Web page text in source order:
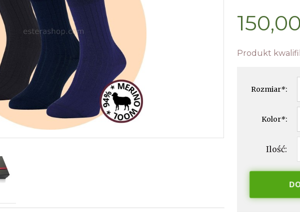
Produkt
Rozmiar*:
Kolor*:
Ilość: